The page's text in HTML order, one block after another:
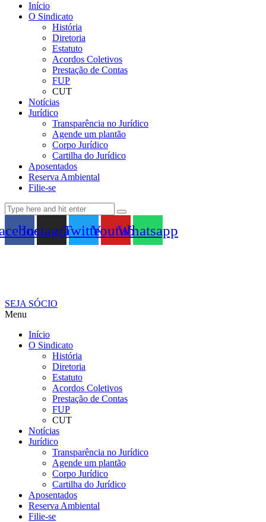
Início
O Sindicato
História
Diretoria
Estatuto
Acordos Coletivos
Prestação de Contas
FUP
CUT
Notícias
Jurídico
Transparência no Jurídico
Agende um plantão
Corpo Jurídico
Cartilha do Jurídico
Aposentados
Reserva Ambiental
Filie-se
InstagramTwitterYoutubeWhatsapp
SEJA SÓCIO
Menu
Início
O Sindicato
História
Diretoria
Estatuto
Acordos Coletivos
Prestação de Contas
FUP
CUT
Notícias
Jurídico
Transparência no Jurídico
Agende um plantão
Corpo Jurídico
Cartilha do Jurídico
Aposentados
Reserva Ambiental
Filie-se